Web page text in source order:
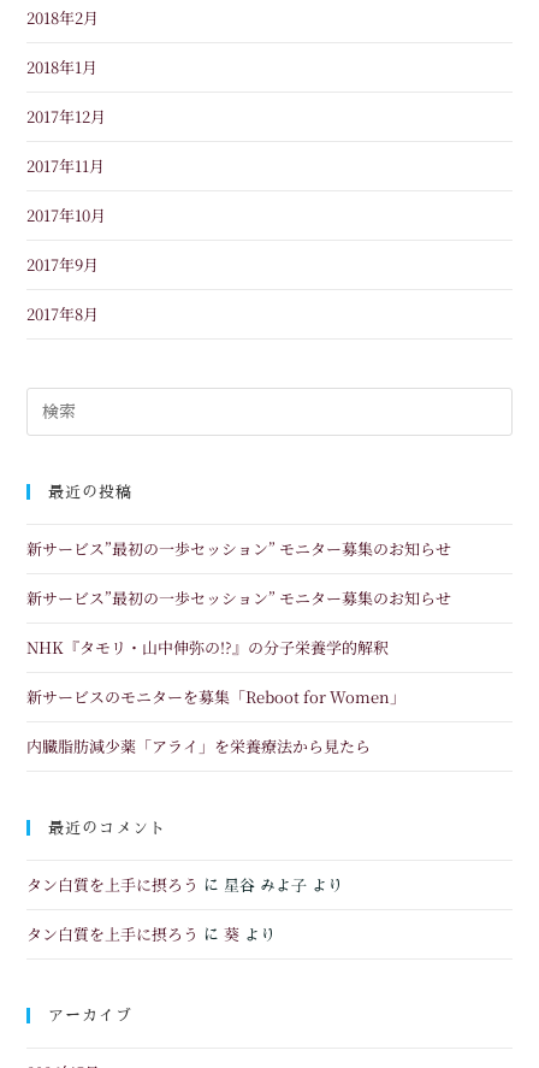
2018年2月
2018年1月
2017年12月
2017年11月
2017年10月
2017年9月
2017年8月
最近の投稿
新サービス”最初の一歩セッション” モニター募集のお知らせ
新サービス”最初の一歩セッション” モニター募集のお知らせ
NHK『タモリ・山中伸弥の!?』の分子栄養学的解釈
新サービスのモニターを募集「Reboot for Women」
内臓脂肪減少薬「アライ」を栄養療法から見たら
最近のコメント
タン白質を上手に摂ろう に 星谷 みよ子 より
タン白質を上手に摂ろう に葵 より
アーカイブ